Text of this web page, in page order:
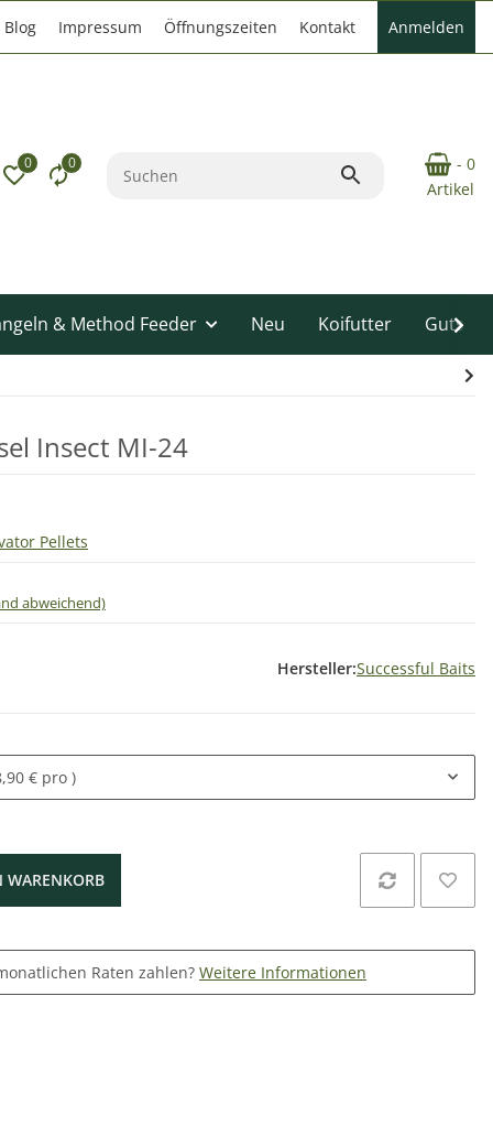
Blog Impressum Öffnungszeiten Kontakt Anmelden
0 0
- 0
Artikel
& Method Feeder Neu Koifutter
Insect MI-24
Pellets
abweichend)
Hersteller:Successful Baits
€ pro )
WARENKORB
Raten zahlen? Weitere Informationen